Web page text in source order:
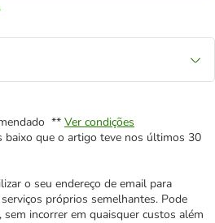
** Ver condições
baixo que o artigo teve nos últimos 30
o seu endereço de email para
próprios semelhantes. Pode
incorrer em quaisquer custos além